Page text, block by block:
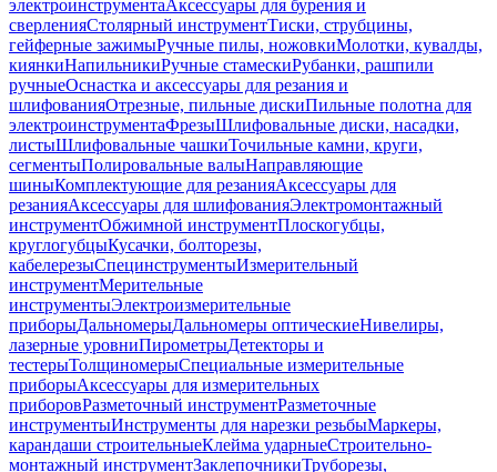
электроинструментаАксессуары для бурения и
сверленияСтолярный инструментТиски, струбцины,
гейферные зажимыРучные пилы, ножовкиМолотки, кувалды,
киянкиНапильникиРучные стамескиРубанки, рашпили
ручныеОснастка и аксессуары для резания и
шлифованияОтрезные, пильные дискиПильные полотна для
электроинструментаФрезыШлифовальные диски, насадки,
листыШлифовальные чашкиТочильные камни, круги,
сегментыПолировальные валыНаправляющие
шиныКомплектующие для резанияАксессуары для
резанияАксессуары для шлифованияЭлектромонтажный
инструментОбжимной инструментПлоскогубцы,
круглогубцыКусачки, болторезы,
кабелерезыСпецинструментыИзмерительный
инструментМерительные
инструментыЭлектроизмерительные
приборыДальномерыДальномеры оптическиеНивелиры,
лазерные уровниПирометрыДетекторы и
тестерыТолщиномерыСпециальные измерительные
приборыАксессуары для измерительных
приборовРазметочный инструментРазметочные
инструментыИнструменты для нарезки резьбыМаркеры,
карандаши строительныеКлейма ударныеСтроительно-
монтажный инструментЗаклепочникиТруборезы,